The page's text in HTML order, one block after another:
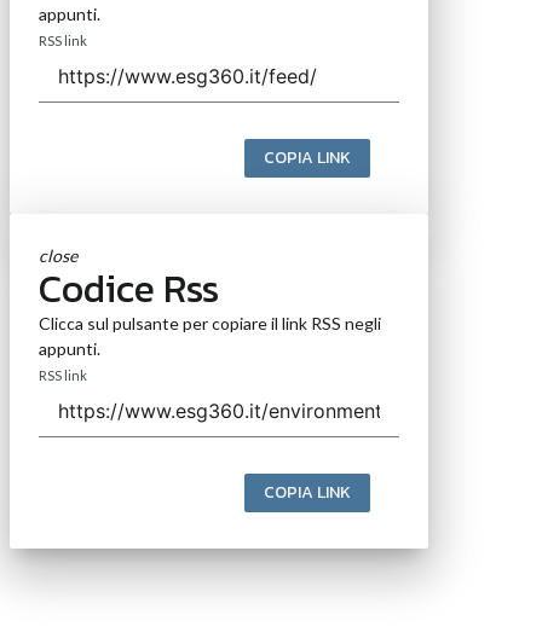
appunti.
RSS link
COPIA LINK
close
Codice Rss
Clicca sul pulsante per copiare il link RSS negli
appunti.
RSS link
COPIA LINK